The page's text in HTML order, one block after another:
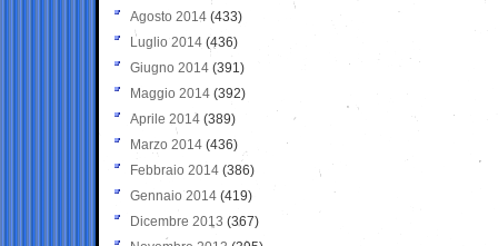
Agosto 2014 (433)
Luglio 2014 (436)
Giugno 2014 (391)
Maggio 2014 (392)
Aprile 2014 (389)
Marzo 2014 (436)
Febbraio 2014 (386)
Gennaio 2014 (419)
Dicembre 2013 (367)